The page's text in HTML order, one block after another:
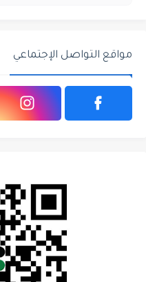
مواقع التواصل الإجتماعي